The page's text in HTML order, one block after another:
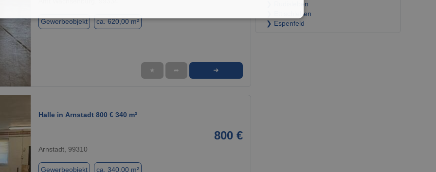
Gewerbeobjekt ca. 620,00 m²
★ ➦ ➜
Halle in Arnstadt 800 € 340 m²
800 €
Arnstadt, 99310
Gewerbeobjekt ca. 340,00 m²
❯ Rudisleben
❯ Ettischleben
❯ Espenfeld